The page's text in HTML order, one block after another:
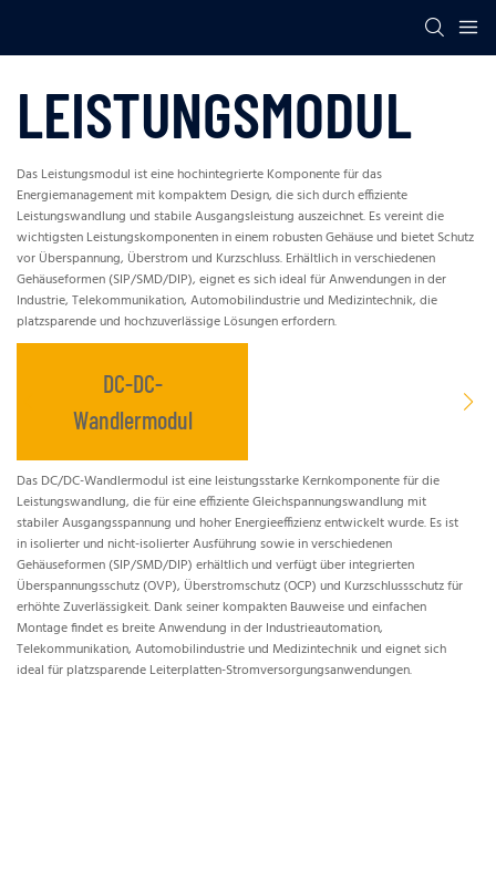
LEISTUNGSMODUL
Das Leistungsmodul ist eine hochintegrierte Komponente für das
Energiemanagement mit kompaktem Design, die sich durch effiziente
Leistungswandlung und stabile Ausgangsleistung auszeichnet. Es vereint die
wichtigsten Leistungskomponenten in einem robusten Gehäuse und bietet Schutz
vor Überspannung, Überstrom und Kurzschluss. Erhältlich in verschiedenen
Gehäuseformen (SIP/SMD/DIP), eignet es sich ideal für Anwendungen in der
Industrie, Telekommunikation, Automobilindustrie und Medizintechnik, die
platzsparende und hochzuverlässige Lösungen erfordern.
DC-DC-
Wandlermodul
Das DC/DC-Wandlermodul ist eine leistungsstarke Kernkomponente für die
Leistungswandlung, die für eine effiziente Gleichspannungswandlung mit
stabiler Ausgangsspannung und hoher Energieeffizienz entwickelt wurde. Es ist
in isolierter und nicht-isolierter Ausführung sowie in verschiedenen
Gehäuseformen (SIP/SMD/DIP) erhältlich und verfügt über integrierten
Überspannungsschutz (OVP), Überstromschutz (OCP) und Kurzschlussschutz für
erhöhte Zuverlässigkeit. Dank seiner kompakten Bauweise und einfachen
Montage findet es breite Anwendung in der Industrieautomation,
Telekommunikation, Automobilindustrie und Medizintechnik und eignet sich
ideal für platzsparende Leiterplatten-Stromversorgungsanwendungen.